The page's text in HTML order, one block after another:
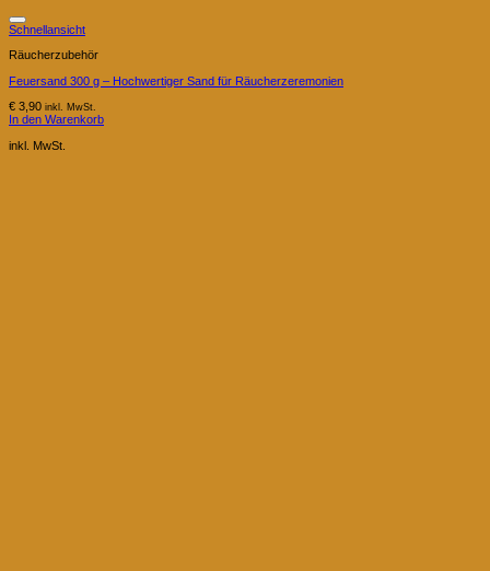
Schnellansicht
Räucherzubehör
Feuersand 300 g – Hochwertiger Sand für Räucherzeremonien
€ 3,90 inkl. MwSt.
In den Warenkorb
inkl. MwSt.